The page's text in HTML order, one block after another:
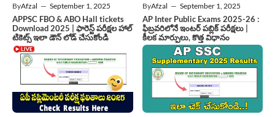
ByAfzal — September 1, 2025
APPSC FBO & ABO Hall tickets
Download 2025 | ఫారెస్ట్ పరీక్షల హాల్
టికెట్స్ ఇలా డౌన్ లోడ్ చేసుకోండి
ByAfzal — September 1, 2025
AP Inter Public Exams 2025-26 :
ఫిబ్రవరిలోనే ఇంటర్ పబ్లిక్ పరీక్షలు |
కీలక మార్పులు, కొత్త విధానం